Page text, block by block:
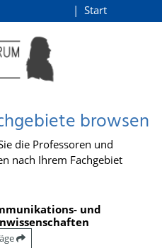
Start
browsen
die Professoren und
nach Ihrem Fachgebiet
und